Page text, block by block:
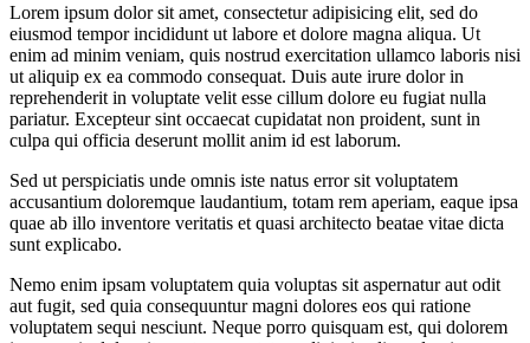
Lorem ipsum dolor sit amet, consectetur adipisicing elit, sed do
eiusmod tempor incididunt ut labore et dolore magna aliqua. Ut
enim ad minim veniam, quis nostrud exercitation ullamco laboris nisi
ut aliquip ex ea commodo consequat. Duis aute irure dolor in
reprehenderit in voluptate velit esse cillum dolore eu fugiat nulla
pariatur. Excepteur sint occaecat cupidatat non proident, sunt in
culpa qui officia deserunt mollit anim id est laborum.
Sed ut perspiciatis unde omnis iste natus error sit voluptatem
accusantium doloremque laudantium, totam rem aperiam, eaque ipsa
quae ab illo inventore veritatis et quasi architecto beatae vitae dicta
sunt explicabo.
Nemo enim ipsam voluptatem quia voluptas sit aspernatur aut odit
aut fugit, sed quia consequuntur magni dolores eos qui ratione
voluptatem sequi nesciunt. Neque porro quisquam est, qui dolorem